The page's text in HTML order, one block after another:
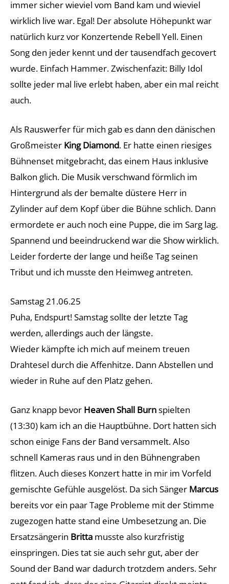
immer sicher wieviel vom Band kam und wieviel
wirklich live war. Egal! Der absolute Höhepunkt war
natürlich kurz vor Konzertende Rebell Yell. Einen
Song den jeder kennt und der tausendfach gecovert
wurde. Einfach Hammer. Zwischenfazit: Billy Idol
sollte jeder mal live erlebt haben, aber ein mal reicht
auch.
Als Rauswerfer für mich gab es dann den dänischen
Großmeister King Diamond. Er hatte einen riesiges
Bühnenset mitgebracht, das einem Haus inklusive
Balkon glich. Die Musik verschwand förmlich im
Hintergrund als der bemalte düstere Herr in
Zylinder auf dem Kopf über die Bühne schlich. Dann
ermordete er auch noch eine Puppe, die im Sarg lag.
Spannend und beeindruckend war die Show wirklich.
Leider forderte der lange und heiße Tag seinen
Tribut und ich musste den Heimweg antreten.
Samstag 21.06.25
Puha, Endspurt! Samstag sollte der letzte Tag
werden, allerdings auch der längste.
Wieder kämpfte ich mich auf meinem treuen
Drahtesel durch die Affenhitze. Dann Abstellen und
wieder in Ruhe auf den Platz gehen.
Ganz knapp bevor Heaven Shall Burnspielten
(13:30) kam ich an die Hauptbühne. Dort hatten sich
schon einige Fans der Band versammelt. Also
schnell Kameras raus und in den Bühnengraben
flitzen. Auch dieses Konzert hatte in mir im Vorfeld
gemischte Gefühle ausgelöst. Da sich Sänger Marcus
bereits vor ein paar Tage Probleme mit der Stimme
zugezogen hatte stand eine Umbesetzung an. Die
Ersatzsängerin Britta musste also kurzfristig
einspringen. Dies tat sie auch sehr gut, aber der
Sound der Band war dadurch trotzdem anders. Sehr